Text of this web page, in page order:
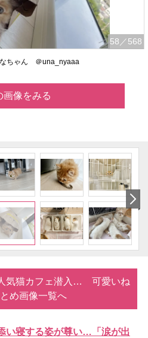
58 ／568
なちゃん ＠una_nyaaa
画像をみる
気猫カフェ潜入… 可愛いね
め画像一覧へ
い寝する姿が尊い…「涙が出